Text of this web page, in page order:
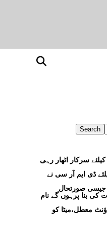
Search
سرکار اٹھار رہی
ڈی ایم آر سی نے
صورتحال
بنا پرہوں گے نام
معطل،میٹا کو